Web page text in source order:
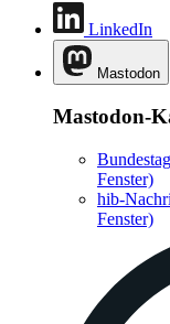
LinkedIn
Mastodon
Mastodon-
Bundestag
Fenster)
hib-
Fenster)